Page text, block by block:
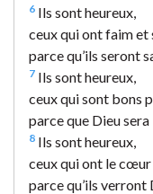
6 Ils sont heureux,
ceux qui ont faim et
parce qu’ils seront
7 Ils sont heureux,
ceux qui sont bons
parce que Dieu
8 Ils sont heureux,
ceux qui ont le cœur
parce qu’ils verront